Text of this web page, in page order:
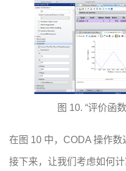
图 10. “评价函
在图 10 中，CODA 操作
接下来，让我们考虑如何